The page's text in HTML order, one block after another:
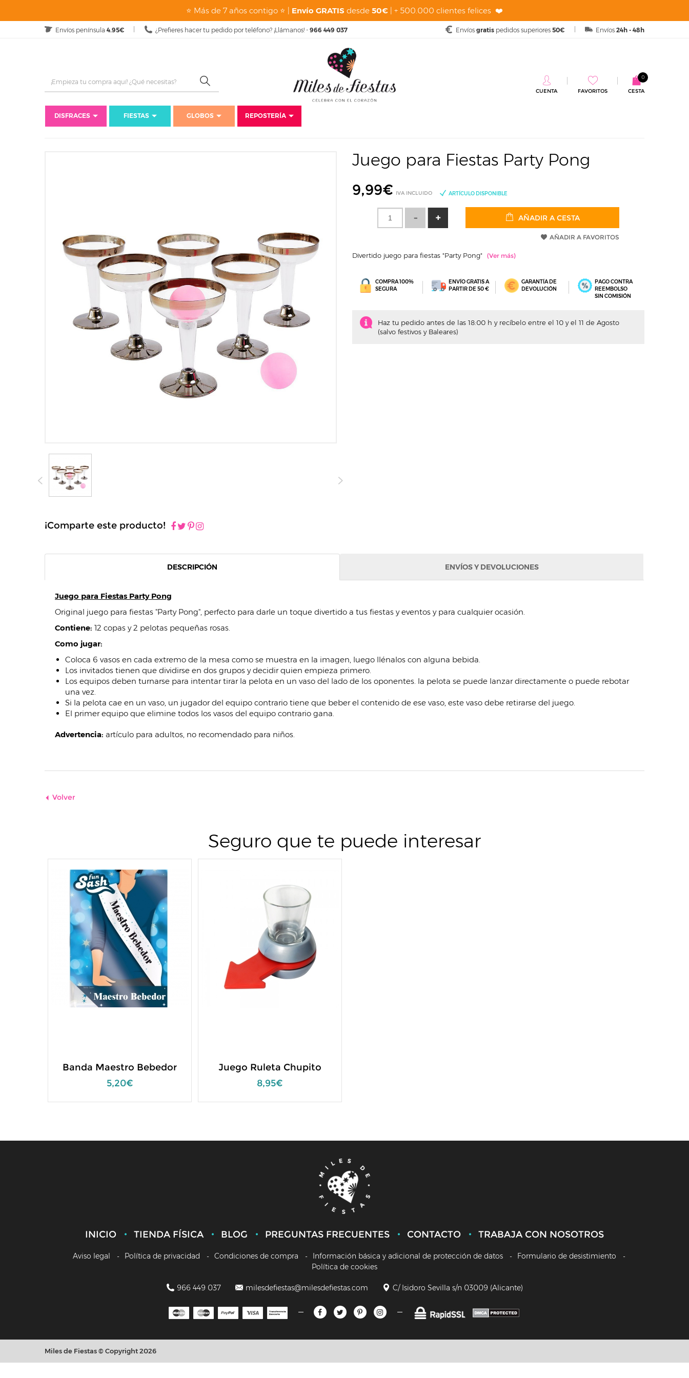
⭐ Más de 7 años contigo ⭐ | Envío GRATIS desde 50€ | + 500.000 clientes felices ❤️
Envíos península 4.95€ ¿Prefieres hacer tu pedido por teléfono? ¡Llámanos! - 966 449 037 Envíos 24h - 48h
Envíos gratis pedidos superiores 50€
CESTA
0
CUENTA FAVORITOS
DISFRACES FIESTAS GLOBOS
REPOSTERÍA
Inicio
Fiestas Cumpleaños Adultos
¡Comparte este producto!
Juego para Fiestas Party Pong
9,99€ IVA INCLUIDO ARTÍCULO DISPONIBLE
AÑADIR A CESTA
AÑADIR A FAVORITOS
Divertido juego para fiestas "Party Pong"
COMPRA 100%
SEGURA
ENVÍO GRATIS A
PARTIR DE 50 €
GARANTÍA DE
DEVOLUCIÓN
PAGO CONTRA
REEMBOLSO
SIN COMISIÓN
Haz tu pedido antes de las 18:00 h y recíbelo entre el 10 y el 11 de Agosto
(salvo festivos y Baleares)
DESCRIPCIÓN ENVÍOS Y DEVOLUCIONES
Juego para Fiestas Party Pong
Original juego para fiestas "Party Pong", perfecto para darle un toque divertido a tus fiestas y eventos y para cualquier ocasión.
Contiene: 12 copas y 2 pelotas pequeñas rosas.
Como jugar:
Coloca 6 vasos en cada extremo de la mesa como se muestra en la imagen, luego llénalos con alguna bebida.
Los invitados tienen que dividirse en dos grupos y decidir quien empieza primero.
Los equipos deben turnarse para intentar tirar la pelota en un vaso del lado de los oponentes. la pelota se puede lanzar directamente o puede rebotar
una vez.
Si la pelota cae en un vaso, un jugador del equipo contrario tiene que beber el contenido de ese vaso, este vaso debe retirarse del juego.
El primer equipo que elimine todos los vasos del equipo contrario gana.
Advertencia: artículo para adultos, no recomendado para niños.
Volver
Seguro que te puede interesar
Banda Maestro Bebedor
5,20€
Juego Ruleta Chupito
8,95€
INICIO TIENDA FÍSICA BLOG PREGUNTAS FRECUENTES CONTACTO TRABAJA CON NOSOTROS
Aviso legal Política de privacidad Condiciones de compra Información básica y adicional de protección de datos
Formulario de desistimiento
Política de cookies
966 449 037 milesdefiestas@milesdefiestas.com C/ Isidoro Sevilla s/n 03009 (Alicante)
Miles de Fiestas © Copyright 2026